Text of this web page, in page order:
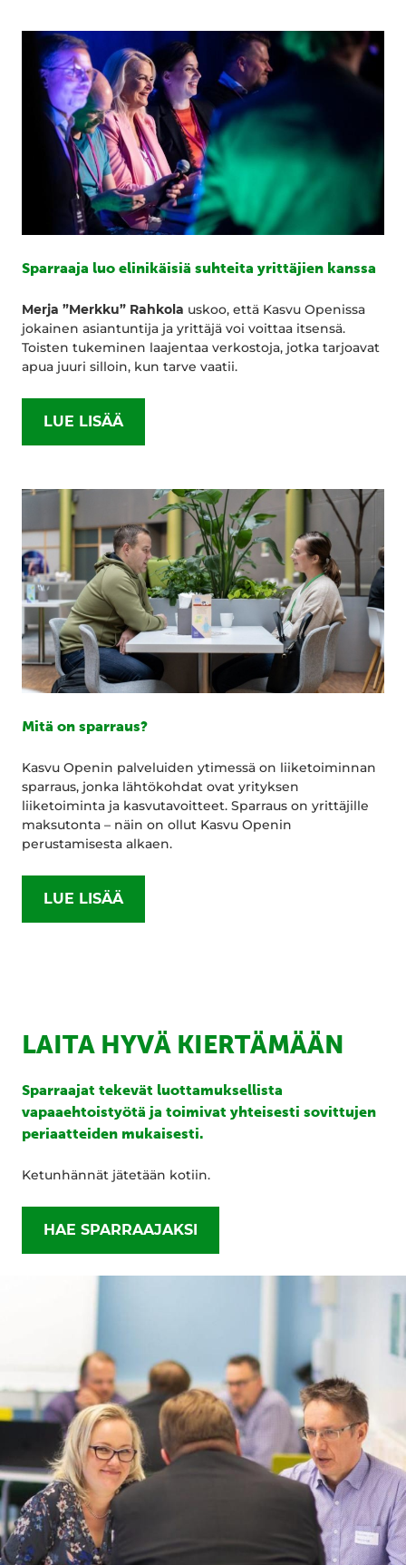
Sparraaja luo elinikäisiä suhteita yrittäjien kanssa
Merja ”Merkku” Rahkola uskoo, että Kasvu Openissa
jokainen asiantuntija ja yrittäjä voi voittaa itsensä.
Toisten tukeminen laajentaa verkostoja, jotka tarjoavat
apua juuri silloin, kun tarve vaatii.
LUE LISÄÄ
Mitä on sparraus?
Kasvu Openin palveluiden ytimessä on liiketoiminnan
sparraus, jonka lähtökohdat ovat yrityksen
liiketoiminta ja kasvutavoitteet. Sparraus on yrittäjille
maksutonta – näin on ollut Kasvu Openin
perustamisesta alkaen.
LUE LISÄÄ
LAITA HYVÄ KIERTÄMÄÄN
Sparraajat tekevät luottamuksellista
vapaaehtoistyötä ja toimivat yhteisesti sovittujen
periaatteiden mukaisesti.
Ketunhännät jätetään kotiin.
HAE SPARRAAJAKSI